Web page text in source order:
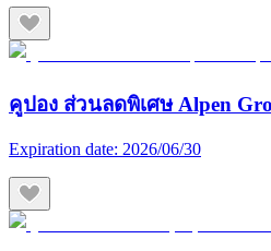
คูปอง ส่วนลดพิเศษ Alpen
Expiration date: 2026/06/30